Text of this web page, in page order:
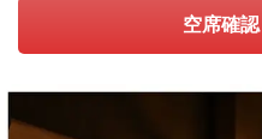
空席確